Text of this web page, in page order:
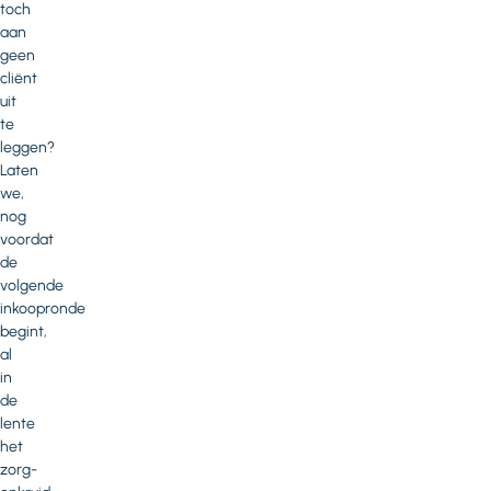
toch
aan
geen
cliënt
uit
te
leggen?
Laten
we,
nog
voordat
de
volgende
inkoopronde
begint,
al
in
de
lente
het
zorg-